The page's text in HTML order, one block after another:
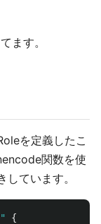
ます。
を定義したこ
関数を使
ています。
{